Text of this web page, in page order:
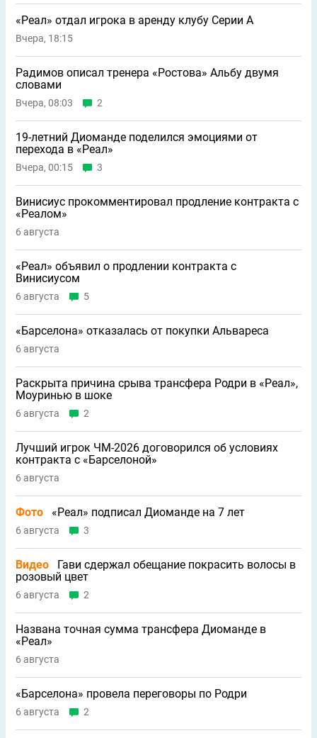
«Реал» отдал игрока в аренду клубу Серии А
Вчера, 18:15
Радимов описал тренера «Ростова» Альбу двумя
словами
Вчера, 08:03 2
19-летний Диоманде поделился эмоциями от
перехода в «Реал»
Вчера, 00:15 3
Винисиус прокомментировал продление контракта с
«Реалом»
6 августа
«Реал» объявил о продлении контракта с
Винисиусом
6 августа 5
«Барселона» отказалась от покупки Альвареса
6 августа
Раскрыта причина срыва трансфера Родри в «Реал»,
Моуринью в шоке
6 августа 2
Лучший игрок ЧМ-2026 договорился об условиях
контракта с «Барселоной»
6 августа
Фото «Реал» подписал Диоманде на 7 лет
6 августа 3
Видео
Гави сдержал обещание покрасить волосы в
розовый цвет
6 августа 2
Названа точная сумма трансфера Диоманде в
«Реал»
6 августа
«Барселона» провела переговоры по Родри
6 августа 2